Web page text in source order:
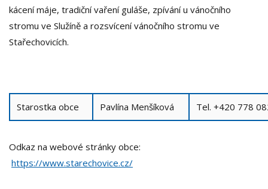
kácení máje, tradiční vaření guláše, zpívání u vánočního
stromu ve Služíně a rozsvícení vánočního stromu ve
Stařechovicích.
Starostka obce Pavlína Menšíková Tel. +420 778
Odkaz na webové stránky obce:
https://www.starechovice.cz/